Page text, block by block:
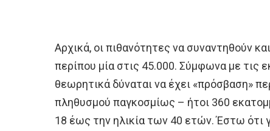
Αρχικά, οι πιθανότητες να συναντηθούν
περίπου μία στις 45.000. Σύμφωνα με τις
θεωρητικά δύναται να έχει «πρόσβαση»
πληθυσμού παγκοσμίως – ήτοι 360
18 έως την ηλικία των 40 ετών. Έστω ότι